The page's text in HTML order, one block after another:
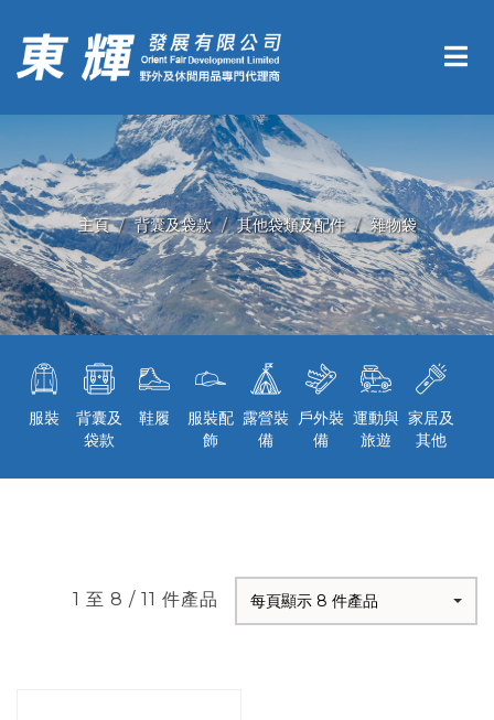
主頁 背囊及袋款 其他袋類及配件 雜物袋
服裝
背囊及
袋款
鞋履
服裝配
飾
露營裝
備
戶外裝
備
運動與
旅遊
家居及
其他
1 至 8 / 11 件產品 每頁顯示 8 件產品